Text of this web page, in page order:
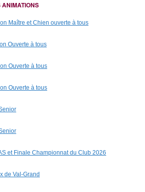
ANIMATIONS
Maître et Chien ouverte à tous
Ouverte à tous
Ouverte à tous
Ouverte à tous
et Finale Championnat du Club 2026
de Val-Grand